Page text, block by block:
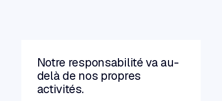
Notre responsabilité va au-
delà de nos propres
activités.